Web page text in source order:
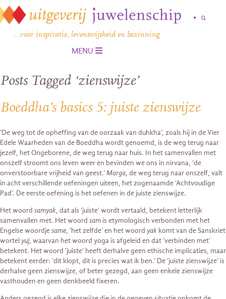
…voor inspiratie, levenswijsheid en bezinning
MENU
Posts Tagged ‘zienswijze’
Boeddha’s basics 5: juiste zienswijze
‘De weg tot de opheffing van de oorzaak van duhkha’, zoals hij in de Vier
Edele Waarheden van de Boeddha wordt genoemd, is de weg terug naar
jezelf, het Ongeborene, de weg terug naar huis. In het samenvallen met
onszelf stroomt ons leven weer en bevinden we ons in nirvana, ‘de
onverstoorbare vrijheid van geest.’Marga, de weg terug naar onszelf, valt
in acht verschillende oefeningen uiteen, het zogenaamde ‘Achtvoudige
Pad’. De eerste oefening is het oefenen in de juiste zienswijze.
Het woord samyak, dat als ‘juiste’ wordt vertaald, betekent letterlijk
samenvallen met. Het woord sam is etymologisch verbonden met het
Engelse woordjesame, ‘het zelfde’ en het woord yak komt van de Sanskriet
wortel yuj, waarvan het woord yoga is afgeleid en dat ‘verbinden met’
betekent. Het woord ‘juiste’ heeft derhalve geen ethische implicaties, maar
betekent eerder: ‘dit klopt, dit is precies wat ik ben.’ De ‘juiste zienswijze’ is
derhalve geen zienswijze, of beter gezegd, aan geen enkele zienswijze
vasthouden en geen denkbeeld fixeren.